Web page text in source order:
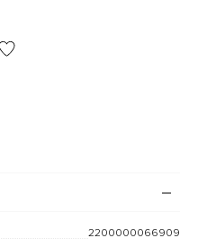
2200000066909